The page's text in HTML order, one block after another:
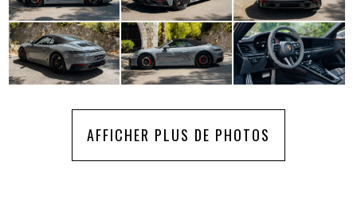
AFFICHER PLUS DE PHOTOS